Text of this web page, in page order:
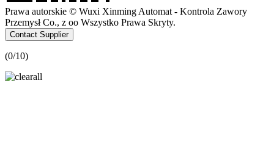
Prawa autorskie © Wuxi Xinming Automat - Kontrola Zawory
Przemysł Co., z oo Wszystko Prawa Skryty.
Contact Supplier
(0/10)